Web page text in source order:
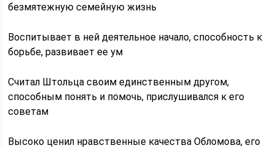
безмятежную семейную жизнь
Воспитывает в ней деятельное начало, способность к
борьбе, развивает ее ум
Считал Штольца своим единственным другом,
способным понять и помочь, прислушивался к его
советам
Высоко ценил нравственные качества Обломова, его